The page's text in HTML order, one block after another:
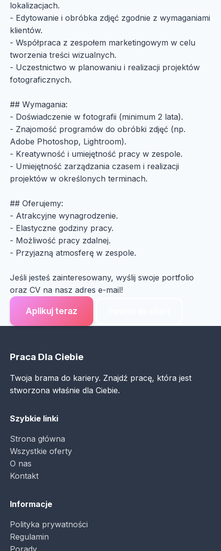
lokalizacjach.
- Edytowanie i obróbka zdjęć zgodnie z wymaganiami
klientów.
- Współpraca z zespołem marketingowym w celu
tworzenia treści wizualnych.
- Uczestnictwo w planowaniu i realizacji projektów
fotograficznych.
## Wymagania:
- Doświadczenie w fotografii (minimum 2 lata).
- Znajomość programów do obróbki zdjęć (np.
Adobe Photoshop, Lightroom).
- Kreatywność i umiejętność pracy w zespole.
- Umiejętność zarządzania czasem i realizacji
projektów w określonych terminach.
## Oferujemy:
- Atrakcyjne wynagrodzenie.
- Elastyczne godziny pracy.
- Możliwość pracy zdalnej.
- Przyjazną atmosferę w zespole.
Jeśli jesteś zainteresowany, wyślij swoje portfolio
oraz CV na nasz adres e-mail!
Aplikuj teraz
Praca Dla Ciebie
Twoja brama do kariery. Znajdź pracę, która jest
stworzona właśnie dla Ciebie.
Szybkie linki
Strona główna
Wszystkie oferty
O nas
Kontakt
Informacje
Polityka prywatności
Regulamin
Porady